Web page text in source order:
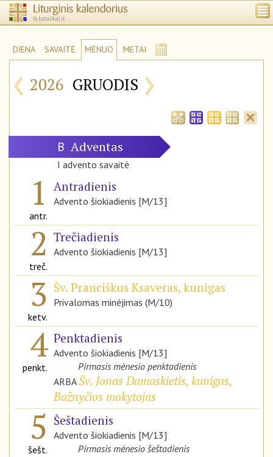
DIENA SAVAITĖ MĖNUO METAI
‹ 2026 GRUODIS ›
B Adventas
I advento savaitė
1
antr.
Antradienis
Advento šiokiadienis [M/13]
2
treč.
Trečiadienis
Advento šiokiadienis [M/13]
3
ketv.
Šv. Pranciškus Ksaveras, kunigas
Privalomas minėjimas (M/10)
4
penkt.
Penktadienis
Advento šiokiadienis [M/13]
Pirmasis mėnesio penktadienis
ARBAŠv. Jonas Damaskietis, kunigas,
Bažnyčios mokytojas
5
šešt.
Šeštadienis
Advento šiokiadienis [M/13]
Pirmasis mėnesio šeštadienis